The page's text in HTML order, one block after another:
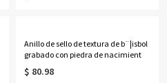
Anillo de sello de textura de b¨¦isbol
grabado con piedra de nacimient
$ 80.98